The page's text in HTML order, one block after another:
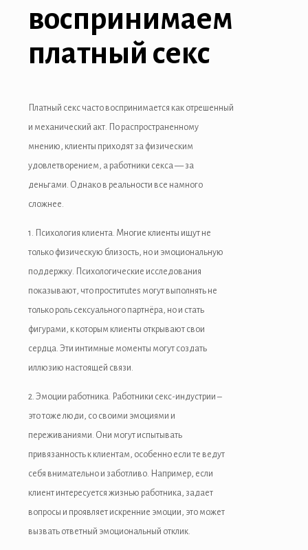
воспринимаем
платный секс
Платный секс часто воспринимается как отрешенный
и механический акт. По распространенному
мнению, клиенты приходят за физическим
удовлетворением, а работники секса — за
деньгами. Однако в реальности все намного
сложнее.
1. Психология клиента. Многие клиенты ищут не
только физическую близость, но и эмоциональную
поддержку. Психологические исследования
показывают, что проститutes могут выполнять не
только роль сексуального партнёра, но и стать
фигурами, к которым клиенты открывают свои
сердца. Эти интимные моменты могут создать
иллюзию настоящей связи.
2. Эмоции работника. Работники секс-индустрии –
это тоже люди, со своими эмоциями и
переживаниями. Они могут испытывать
привязанность к клиентам, особенно если те ведут
себя внимательно и заботливо. Например, если
клиент интересуется жизнью работника, задает
вопросы и проявляет искренние эмоции, это может
вызвать ответный эмоциональный отклик.